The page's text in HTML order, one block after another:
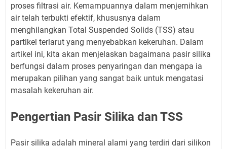
proses filtrasi air. Kemampuannya dalam menjernihkan
air telah terbukti efektif, khususnya dalam
menghilangkan Total Suspended Solids (TSS) atau
partikel terlarut yang menyebabkan kekeruhan. Dalam
artikel ini, kita akan menjelaskan bagaimana pasir silika
berfungsi dalam proses penyaringan dan mengapa ia
merupakan pilihan yang sangat baik untuk mengatasi
masalah kekeruhan air.
Pengertian Pasir Silika dan TSS
Pasir silika adalah mineral alami yang terdiri dari silikon